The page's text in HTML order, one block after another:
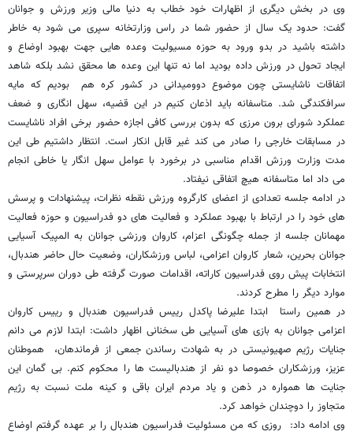
وی در بخش دیگری از اظهارات خود خطاب به دنیا مالی وزیر ورزش و جوانان
گفت: حدود یک سال از حضور شما در راس وزارتخانه سپری می شود به خاطر
داشته باشید در بدو ورود به حوزه مسیولیت وعده هایی جهت بهبود اوضاع و
ایجاد تحول در ورزش داده بودید اما نه تنها این وعده ها محقق نشد بلکه شاهد
اتفاقات ناشایستی چون موضوع دوومیدانی در کشور کره هم بودیم که مایه
سرافکندگی شد.‌ متاسفانه باید اذعان کنیم در این قضیه، سهل انگاری و ضعف
عملکرد شورای برون مرزی که بدون بررسی کافی اجازه حضور برخی افراد ناشایست
در مسابقات خارجی را صادر می کند غیر قابل انکار است. انتظار داشتیم طی این
مدت وزارت ورزش اقدام مناسبی در برخورد با عوامل سهل انگار یا خاطی انجام
می داد اما متاسفانه هیچ اتفاقی نیفتاد.
در ادامه جلسه تعدادی از اعضای کارگروه ورزش نقطه نظرات، پیشنهادات و پرسش
های خود را در ارتباط با بهبود عملکرد و فعالیت های دو فدراسیون و حوزه فعالیت
مهمانان جلسه از جمله چگونگی اعزام، کاروان ورزشی جوانان به المپیک آسیایی
جوانان بحرین، شعار کاروان اعزامی، لباس ورزشکاران، وضعیت حال حاضر هندبال،
انتخابات پیش روی فدراسیون کاراته، اقدامات صورت گرفته طی دوران سرپرستی و
موارد دیگر را مطرح کردند.
در همین راستا ابتدا علیرضا پاکدل رییس فدراسیون هندبال و رییس کاروان
اعزامی جوانان به بازی های آسیایی طی سخنانی اظهار داشت: ابتدا لازم می دانم
جنایات رژیم صهیونیستی در به شهادت رساندن جمعی از فرماندهان، هموطنان
عزیز، ورزشکاران خصوصا دو نفر از هندبالیست ها را محکوم کنم. بی گمان این
جنایت ها همواره در ذهن و یاد مردم ایران باقی و کینه ملت نسبت به رژیم
متجاوز را دوچندان خواهد کرد.
وی ادامه داد: روزی که من مسئولیت فدراسیون هندبال را بر عهده گرفتم اوضاع